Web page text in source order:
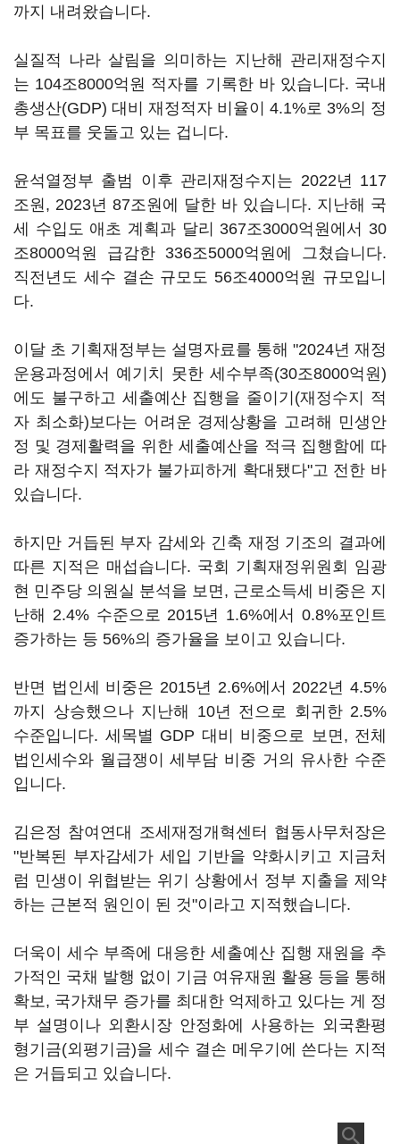
까지 내려왔습니다.
실질적 나라 살림을 의미하는 지난해 관리재정수지
는 104조8000억원 적자를 기록한 바 있습니다. 국내
총생산(GDP) 대비 재정적자 비율이 4.1%로 3%의 정
부 목표를 웃돌고 있는 겁니다.
윤석열정부 출범 이후 관리재정수지는 2022년 117
조원, 2023년 87조원에 달한 바 있습니다. 지난해 국
세 수입도 애초 계획과 달리 367조3000억원에서 30
조8000억원 급감한 336조5000억원에 그쳤습니다.
직전년도 세수 결손 규모도 56조4000억원 규모입니
다.
이달 초 기획재정부는 설명자료를 통해 "2024년 재정
운용과정에서 예기치 못한 세수부족(30조8000억원)
에도 불구하고 세출예산 집행을 줄이기(재정수지 적
자 최소화)보다는 어려운 경제상황을 고려해 민생안
정 및 경제활력을 위한 세출예산을 적극 집행함에 따
라 재정수지 적자가 불가피하게 확대됐다"고 전한 바
있습니다.
하지만 거듭된 부자 감세와 긴축 재정 기조의 결과에
따른 지적은 매섭습니다. 국회 기획재정위원회 임광
현 민주당 의원실 분석을 보면, 근로소득세 비중은 지
난해 2.4% 수준으로 2015년 1.6%에서 0.8%포인트
증가하는 등 56%의 증가율을 보이고 있습니다.
반면 법인세 비중은 2015년 2.6%에서 2022년 4.5%
까지 상승했으나 지난해 10년 전으로 회귀한 2.5%
수준입니다. 세목별 GDP 대비 비중으로 보면, 전체
법인세수와 월급쟁이 세부담 비중 거의 유사한 수준
입니다.
김은정 참여연대 조세재정개혁센터 협동사무처장은
"반복된 부자감세가 세입 기반을 약화시키고 지금처
럼 민생이 위협받는 위기 상황에서 정부 지출을 제약
하는 근본적 원인이 된 것"이라고 지적했습니다.
더욱이 세수 부족에 대응한 세출예산 집행 재원을 추
가적인 국채 발행 없이 기금 여유재원 활용 등을 통해
확보, 국가채무 증가를 최대한 억제하고 있다는 게 정
부 설명이나 외환시장 안정화에 사용하는 외국환평
형기금(외평기금)을 세수 결손 메우기에 쓴다는 지적
은 거듭되고 있습니다.